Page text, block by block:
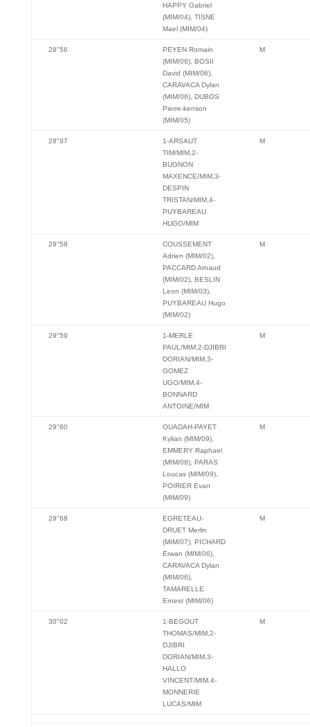
HAPPY Gabriel
(MIM/04), TISNE
Mael (MIM/04)
28"56
PEYEN Romain
(MIM/06), BOSII
David (MIM/06),
CARAVACA Dylan
(MIM/06), DUBOS
Pierre-kenson
(MIM/05)
M
28"97
1-ARSAUT
TIM/MIM,2-
BUGNON
MAXENCE/MIM,3-
DESPIN
TRISTAN/MIM,4-
PUYBAREAU
HUGO/MIM
M
29"58
COUSSEMENT
Adrien (MIM/02),
PACCARD Arnaud
(MIM/02), BESLIN
Leon (MIM/03),
PUYBAREAU Hugo
(MIM/02)
M
29"59
1-MERLE
PAUL/MIM,2-DJIBRI
DORIAN/MIM,3-
GOMEZ
UGO/MIM,4-
BONNARD
ANTOINE/MIM
M
29''60
OUADAH-PAYET
Kylian (MIM/09),
EMMERY Raphael
(MIM/08), PARAS
Loucas (MIM/09),
POIRIER Evan
(MIM/09)
M
29"68
EGRETEAU-
DRUET Merlin
(MIM/07), PICHARD
Erwan (MIM/06),
CARAVACA Dylan
(MIM/06),
TAMARELLE
Ernest (MIM/06)
M
30"02
1-BEGOUT
THOMAS/MIM,2-
DJIBRI
DORIAN/MIM,3-
HALLO
VINCENT/MIM,4-
MONNERIE
LUCAS/MIM
M